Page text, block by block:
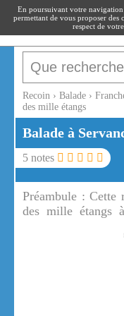
recoin
Recoin › Balade ›
des mille étangs
Balade à
5 notes
Préambule :Cette
des mille étangs
longueur du
En poursuivant votre
permettant de vous proposer des
respect de